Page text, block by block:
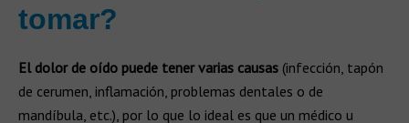
tomar?
El dolor de oído puede tener varias causas (infección, tapón
de cerumen, inflamación, problemas dentales o de
mandíbula, etc.), por lo que lo ideal es que un médico u